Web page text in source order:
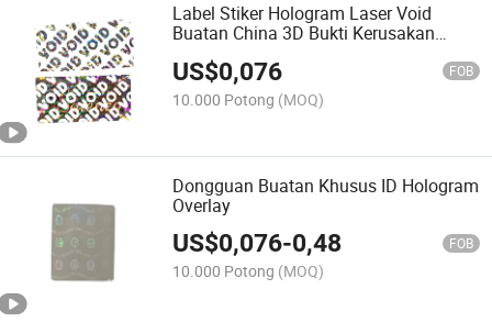
Label Stiker Hologram Laser Void
Buatan China 3D Bukti Kerusakan
US$0,076 FOB
10.000 Potong (MOQ)
Dongguan Buatan Khusus ID Hologram
Overlay
US$0,076-0,48 FOB
10.000 Potong (MOQ)